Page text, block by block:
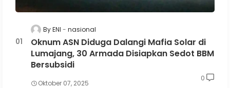
By ENI nasional
Oknum ASN Diduga Dalangi Mafia Solar di
Lumajang, 30 Armada Disiapkan Sedot BBM
Bersubsidi
Oktober 07, 2025
0